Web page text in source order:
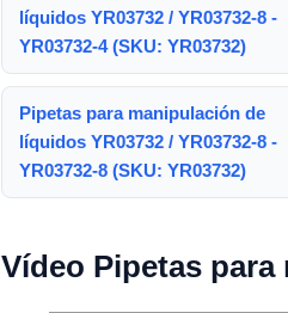
líquidos YR03732 / YR03732-8 -
YR03732-4 (SKU: YR03732)
Pipetas para manipulación de
líquidos YR03732 / YR03732-8 -
YR03732-8 (SKU: YR03732)
Vídeo Pipetas para